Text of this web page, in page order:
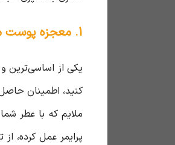
۱. معجزه پوست مرطوب: اولین گام برای افزایش ماندگاری عطر
یکی از اساسی‌ترین
کنید، اطمینان
ملایم که با عطر
پرایمر عمل کرده،